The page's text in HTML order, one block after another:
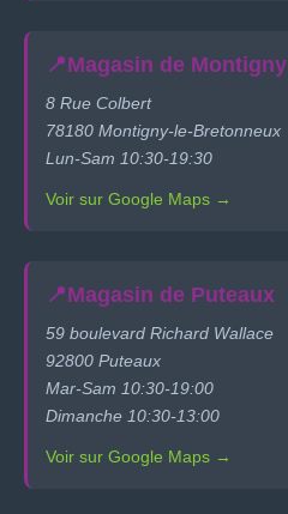
📍Magasin de Montigny
8 Rue Colbert
78180 Montigny-le-Bretonneux
Lun-Sam 10:30-19:30
Voir sur Google Maps →
📍Magasin de Puteaux
59 boulevard Richard Wallace
92800 Puteaux
Mar-Sam 10:30-19:00
Dimanche 10:30-13:00
Voir sur Google Maps →